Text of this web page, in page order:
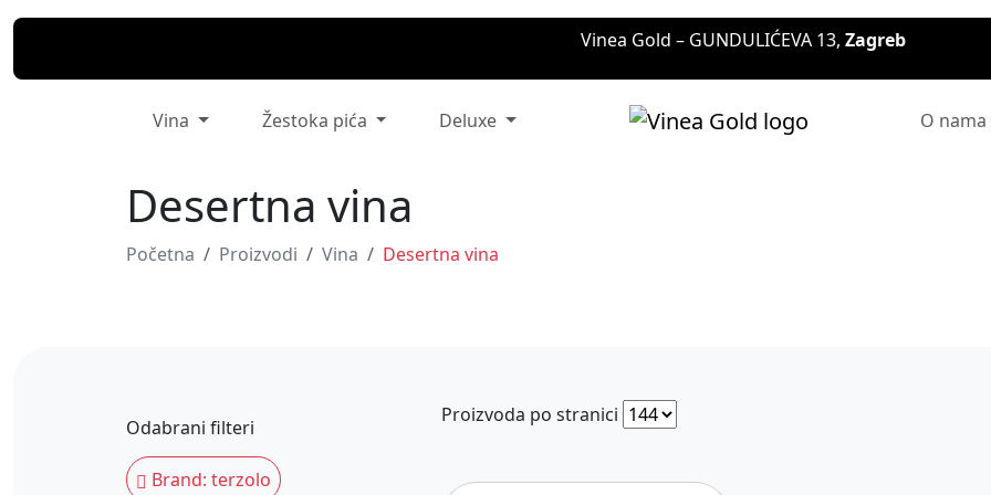
Vinea Gold – GUNDULIĆEVA 13, Zagreb
Vina Žestoka pića Deluxe O nama
Desertna vina
Početna Proizvodi Vina Desertna vina
Odabrani filteri
Brand: terzolo
Proizvoda po stranici